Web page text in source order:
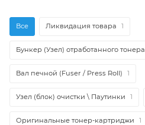
Все Ликвидация товара 1
Бункер (Узел) отработанного тонера
Вал печной (Fuser / Press Roll) 1
Узел (блок) очистки \ Паутинки 1
Оригинальные тонер-картриджи 1